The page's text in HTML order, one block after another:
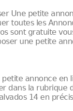
Une petite
toutes les
sont gratuite
une petite
petite annonce en
dans la rubrique
14 en